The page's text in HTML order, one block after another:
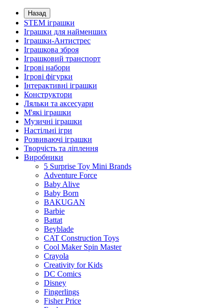
Назад
STEM іграшки
Іграшки для найменших
Іграшки-Антистрес
Іграшкова зброя
Іграшковий транспорт
Ігрові набори
Ігрові фігурки
Інтерактивні іграшки
Конструктори
Ляльки та аксесуари
М'які іграшки
Музичні іграшки
Настільні iгри
Розвиваючі іграшки
Творчість та ліплення
Виробники
5 Surprise Toy Mini Brands
Adventure Force
Baby Alive
Baby Born
BAKUGAN
Barbie
Battat
Beyblade
CAT Construction Toys
Cool Maker Spin Master
Crayola
Creativity for Kids
DC Comics
Disney
Fingerlings
Fisher Price